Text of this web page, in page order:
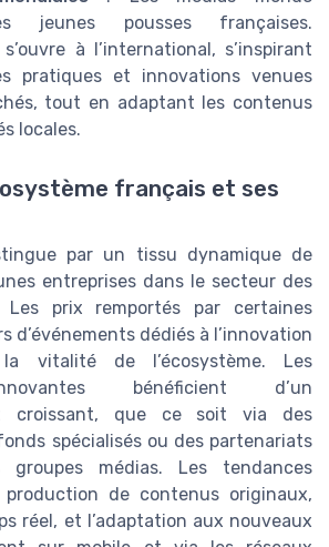
jeunes pousses françaises.
s’ouvre à l’international, s’inspirant
pratiques et innovations venues
tout en adaptant les contenus
locales.
français et ses
par un tissu dynamique de
entreprises dans le secteur des
Les prix remportés par certaines
d’événements dédiés à l’innovation
vitalité de l’écosystème. Les
bénéficient d’un
croissant, que ce soit via des
spécialisés ou des partenariats
médias. Les tendances
de contenus originaux,
réel, et l’adaptation aux nouveaux